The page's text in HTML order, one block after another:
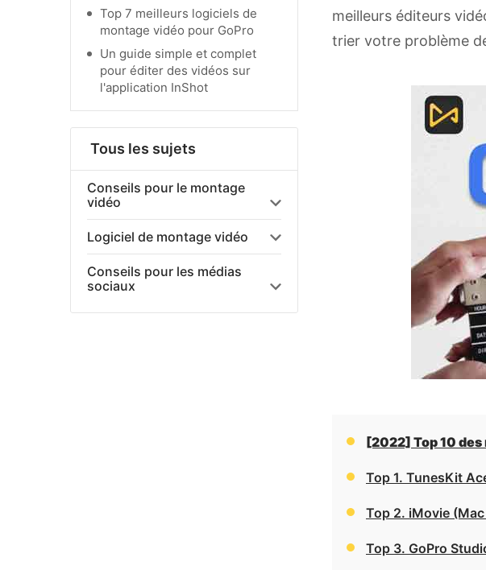
Top 7 meilleurs logiciels de
montage vidéo pour GoPro
Un guide simple et complet
pour éditer des vidéos sur
l'application InShot
Tous les sujets
Conseils pour le montage
vidéo
Logiciel de montage vidéo
Conseils pour les médias
sociaux
meilleurs éditeurs
trier votre problème
[2022] Top 10
Top 1. TunesKit
Top 2. iMovie
Top 3. GoPro